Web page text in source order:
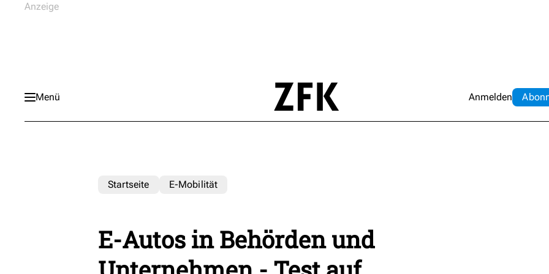
Menü Anmelden Abo
Startseite E-Mobilität
E-Autos in Behörden und